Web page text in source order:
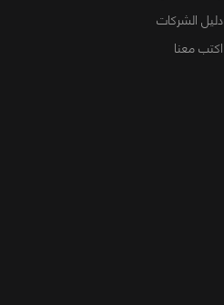
دليل الشركات
اكتب معنا